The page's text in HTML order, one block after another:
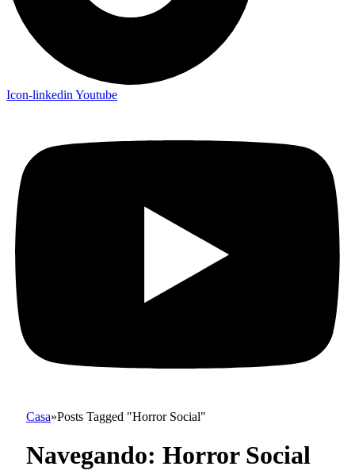
Icon-linkedin Youtube
Casa»Posts Tagged "Horror Social"
Navegando: Horror Social